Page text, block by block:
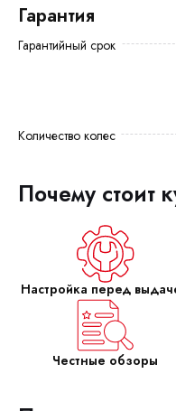
Гарантия
Гарантийный срок
Количество колес
Почему стоит
Настройка перед
Честные обзоры